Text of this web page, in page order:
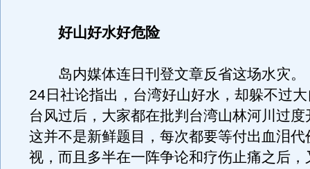
好山好水好危险
岛内媒体连日刊登文章反省这场水灾。
24日社论指出，台湾好山好水，却躲不过
台风过后，大家都在批判台湾山林河川过
这并不是新鲜题目，每次都要等付出血泪代
视，而且多半在一阵争论和疗伤止痛之后，